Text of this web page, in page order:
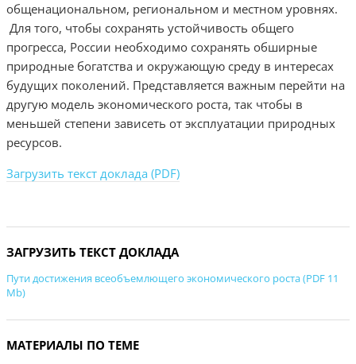
общенациональном, региональном и местном уровнях.
Для того, чтобы сохранять устойчивость общего
прогресса, России необходимо сохранять обширные
природные богатства и окружающую среду в интересах
будущих поколений. Представляется важным перейти на
другую модель экономического роста, так чтобы в
меньшей степени зависеть от эксплуатации природных
ресурсов.
Загрузить текст доклада (PDF)
ЗАГРУЗИТЬ ТЕКСТ ДОКЛАДА
Пути достижения всеобъемлющего экономического роста (PDF 11
Mb)
МАТЕРИАЛЫ ПО ТЕМЕ